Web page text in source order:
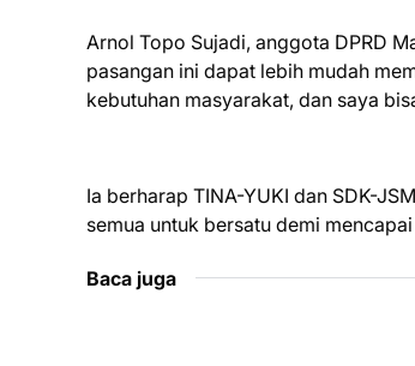
Arnol Topo Sujadi, anggota DPRD
pasangan ini dapat lebih mudah
kebutuhan masyarakat, dan saya
Ia berharap TINA-YUKI dan SDK-
semua untuk bersatu demi
Baca juga